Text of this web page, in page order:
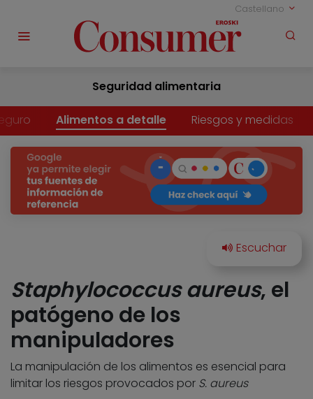
Castellano
Seguridad alimentaria
Alimentos a detalle Riesgos y medidas
Staphylococcus aureus, el
patógeno de los
manipuladores
La manipulación de los alimentos es esencial para
limitar los riesgos provocados por S. aureus